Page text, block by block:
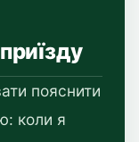
пояснити
коли я